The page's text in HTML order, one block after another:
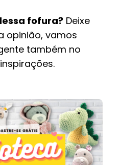
fofura? Deixe
opinião, vamos
também no